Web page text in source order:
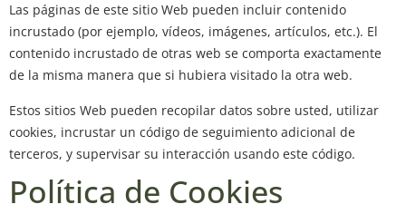
Las páginas de este sitio Web pueden incluir contenido
incrustado (por ejemplo, vídeos, imágenes, artículos, etc.). El
contenido incrustado de otras web se comporta exactamente
de la misma manera que si hubiera visitado la otra web.
Estos sitios Web pueden recopilar datos sobre usted, utilizar
cookies, incrustar un código de seguimiento adicional de
terceros, y supervisar su interacción usando este código.
Política de Cookies